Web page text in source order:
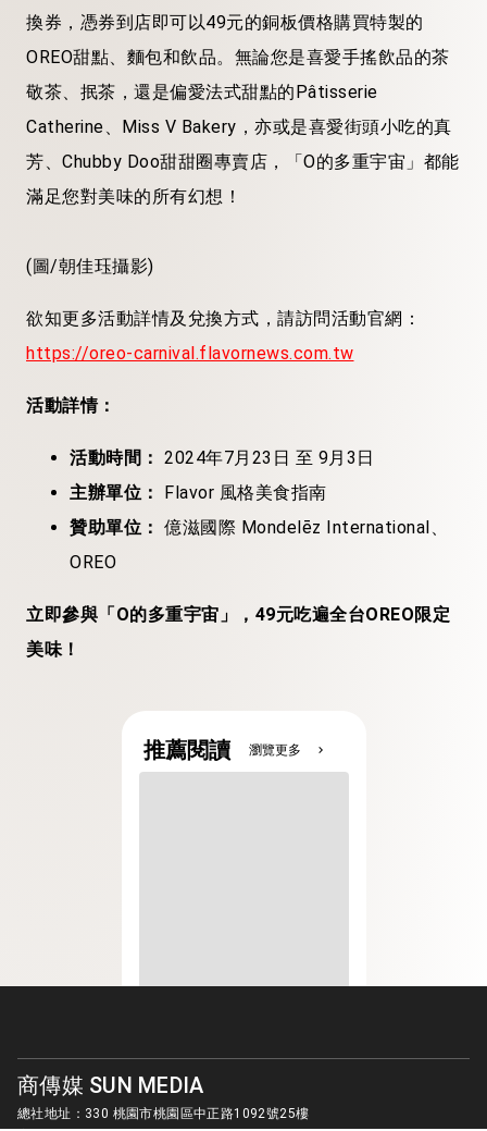
換券，憑券到店即可以49元的銅板價格購買特製的
OREO甜點、麵包和飲品。無論您是喜愛手搖飲品的茶
敬茶、抿茶，還是偏愛法式甜點的Pâtisserie
Catherine、Miss V Bakery，亦或是喜愛街頭小吃的真
芳、Chubby Doo甜甜圈專賣店，「O的多重宇宙」都能
滿足您對美味的所有幻想！
(圖/朝佳珏攝影)
欲知更多活動詳情及兌換方式，請訪問活動官網：
https://oreo-carnival.flavornews.com.tw
活動詳情：
活動時間： 2024年7月23日 至 9月3日
主辦單位：
Flavor 風格美食指南
贊助單位： 億滋國際 Mondelēz International、
OREO
立即參與「O的多重宇宙」，49元吃遍全台OREO限定
美味！
推薦閱讀 瀏覽更多 chevron_right
商傳媒 SUN MEDIA
總社地址：330 桃園市桃園區中正路1092號25樓